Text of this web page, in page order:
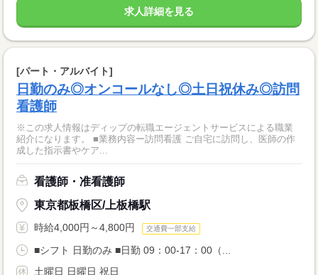
求人詳細を見る
[パート・アルバイト]
日勤のみ◎オンコールなし◎土日祝休み◎訪問
看護師
※この求人情報はディップの転職エージェントサービスによる職業
紹介になります。 ■業務内容ー訪問看護 ご自宅に訪問し、医師の作
成した指示書やケア...
看護師・准看護師
東京都板橋区/上板橋駅
時給4,000円～4,800円 交通費一部支給
■シフト 日勤のみ ■日勤 09：00-17：00（...
土曜日 日曜日 祝日